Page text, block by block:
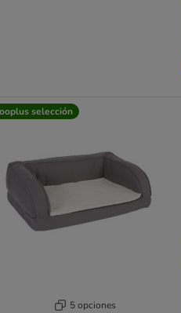
selección
5 opciones